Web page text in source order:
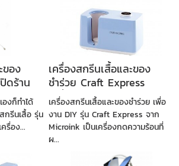
ของ
ดร้าน
ต้นทุน
งก็ทำได้
กรีนเสื้อ รุ่น
รื่อง...
เครื่องสกรีนเสื้อและของ
ชำร่วย Craft Express
เครื่องฮีทรีดร้อนหลากหลาย
ขนาด เพื่องาน DIY ธุรกิจ
พิมพ์สกรีนของชำร่วยได้เองที่
บ้าน
เครื่องสกรีนเสื้อและของชำร่วย เพื่อ
งาน DIY รุ่น Craft Express จาก
Microink เป็นเครื่องกดความร้อนที่
ผ...